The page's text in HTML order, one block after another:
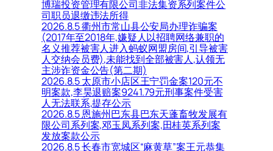
博瑞投资管理有限公司非法集资系列案件公
司职员退缴违法所得
2026.8.5 衢州市常山县公安局办理诈骗案
(2017年至2018年,嫌疑人以招聘网络兼职的
名义推荐被害人进入蚂蚁网盟房间,引导被害
人交纳会员费),未能找到全部被害人,认领无
主涉诈资金公告(第二期)
2026.8.5 太原市小店区王宁罚金案120元不
明案款,李昊退赔案9241.79元刑事案件受害
人无法联系,提存公示
2026.8.5 恩施州巴东县巴东天蓬畜牧发展有
限公司系列案,邓玉凤系列案,田桂英系列案
发放案款公示
2026.8.5 长春市宽城区“麻黄草”案王元恭集